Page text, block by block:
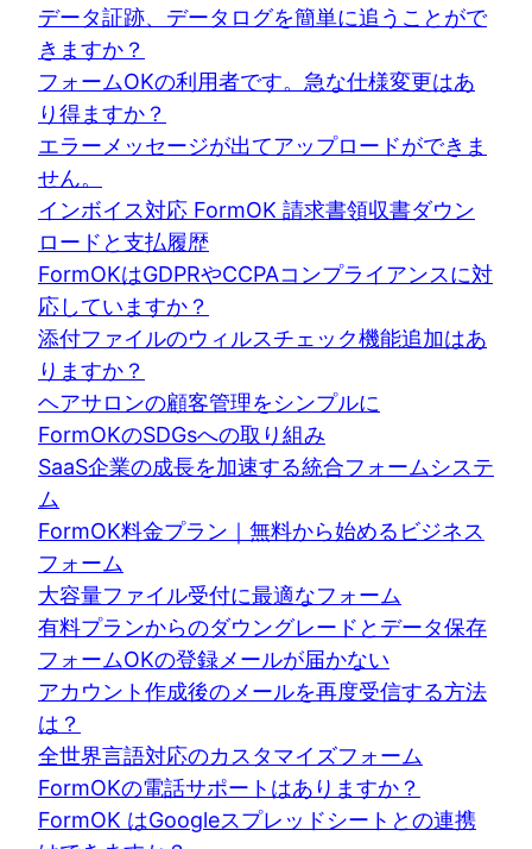
データ証跡、データログを簡単に追うことがで
きますか？
フォームOKの利用者です。急な仕様変更はあ
り得ますか？
エラーメッセージが出てアップロードができま
せん。
インボイス対応 FormOK 請求書領収書ダウン
ロードと支払履歴
FormOKはGDPRやCCPAコンプライアンスに対
応していますか？
添付ファイルのウィルスチェック機能追加はあ
りますか？
ヘアサロンの顧客管理をシンプルに
FormOKのSDGsへの取り組み
SaaS企業の成長を加速する統合フォームシステ
ム
FormOK料金プラン｜無料から始めるビジネス
フォーム
大容量ファイル受付に最適なフォーム
有料プランからのダウングレードとデータ保存
フォームOKの登録メールが届かない
アカウント作成後のメールを再度受信する方法
は？
全世界言語対応のカスタマイズフォーム
FormOKの電話サポートはありますか？
FormOK はGoogleスプレッドシートとの連携